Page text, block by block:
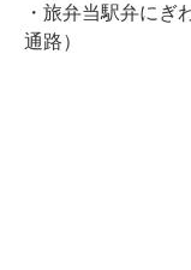
・旅弁当駅弁にぎ
通路）